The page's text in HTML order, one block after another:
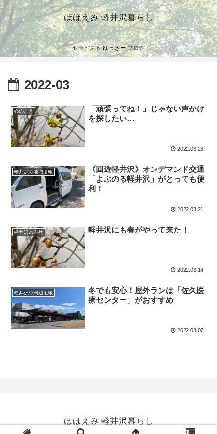
ほほえみ 軽井沢暮らし
-セラピスト ゆっきー ブログ-
2022-03
心のこと
「頑張ってね！」じゃない声かけ
を探したい…
2022.03.28
軽井沢の地域情報
《回遊軽井沢》オンデマンド交通
「よぶのる軽井沢」がとっても便
利！
2022.03.21
軽井沢の自然 軽井沢にも春がやって来た！
2022.03.14
軽井沢の周辺地域
冬でも安心！屋外ランは「佐久医
療センター」がおすすめ
2022.03.07
ほほえみ 軽井沢暮らし